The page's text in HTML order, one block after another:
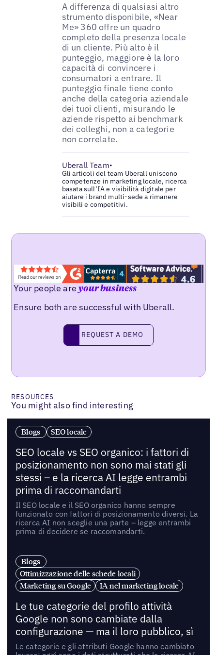
A differenza di qualsiasi altro
strumento disponibile, «Near
Me» 360 offre un quadro
completo della presenza locale
di un cliente. Più alto è il
punteggio, maggiore è la loro
capacità di convincere i
consumatori a entrare. Il
punteggio finale tiene conto
anche della categoria aziendale
dei tuoi clienti, misurando le
aziende rispetto ai benchmark
dei colleghi, non a categorie
non correlate.
Uberall Team•
Gli articoli del team Uberall uniscono
competenze in marketing locale, ricerca
basata sull’IA e visibilità digitale per
aiutare i brand multi-sede a rimanere
visibili e competitivi.
Your people areyour business
Ensure both are successful with Uberall.
Request a demo
REQUEST A DEMO
RESOURCES
You might also find interesting
Blogs SEO locale
SEO locale vs SEO organico: i fattori di
posizionamento non sono mai stati gli
stessi – e la ricerca AI legge entrambi
prima di raccomandarti
Il SEO locale e il SEO organico hanno sempre
funzionato con fattori di posizionamento diversi. La
ricerca AI non sceglie una parte – legge entrambi
prima di decidere se raccomandarti.
Blogs
Ottimizzazione delle schede locali
Marketing su Google
IA nel marketing locale
Le tue categorie del profilo attività
Google non sono cambiate dalla
configurazione — ma il loro pubblico, sì
Le categorie e gli attributi Google hanno cambiato